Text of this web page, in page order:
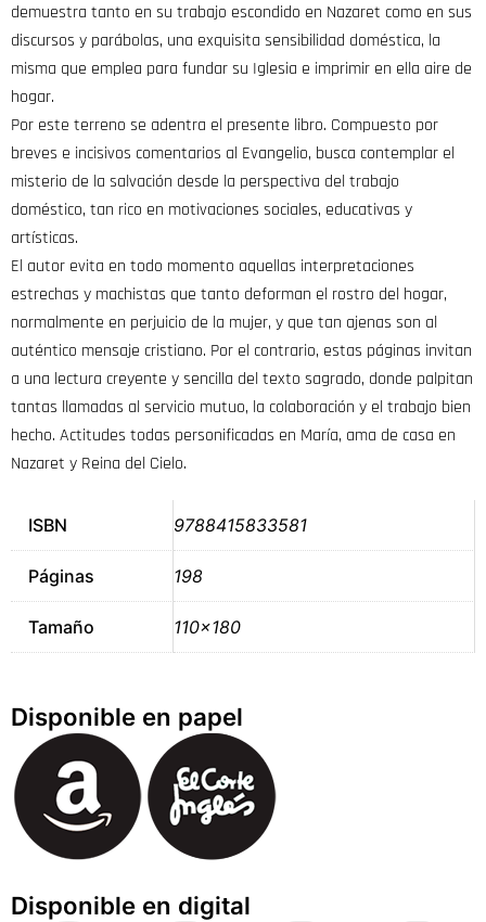
demuestra tanto en su trabajo escondido en Nazaret como en sus
discursos y parábolas, una exquisita sensibilidad doméstica, la
misma que emplea para fundar su Iglesia e imprimir en ella aire de
hogar.
Por este terreno se adentra el presente libro. Compuesto por
breves e incisivos comentarios al Evangelio, busca contemplar el
misterio de la salvación desde la perspectiva del trabajo
doméstico, tan rico en motivaciones sociales, educativas y
artísticas.
El autor evita en todo momento aquellas interpretaciones
estrechas y machistas que tanto deforman el rostro del hogar,
normalmente en perjuicio de la mujer, y que tan ajenas son al
auténtico mensaje cristiano. Por el contrario, estas páginas invitan
a una lectura creyente y sencilla del texto sagrado, donde palpitan
tantas llamadas al servicio mutuo, la colaboración y el trabajo bien
hecho. Actitudes todas personificadas en María, ama de casa en
Nazaret y Reina del Cielo.
ISBN 9788415833581
Páginas 198
Tamaño 110×180
Disponible en papel
Disponible en digital